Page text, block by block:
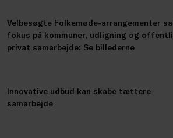
Velbesøgte Folkemøde-arrangementer
fokus på kommuner, udligning og
privat samarbejde: Se billederne
Innovative udbud kan skabe tættere
samarbejde